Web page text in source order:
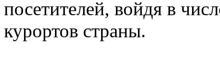
посетителей, войдя в
курортов страны.